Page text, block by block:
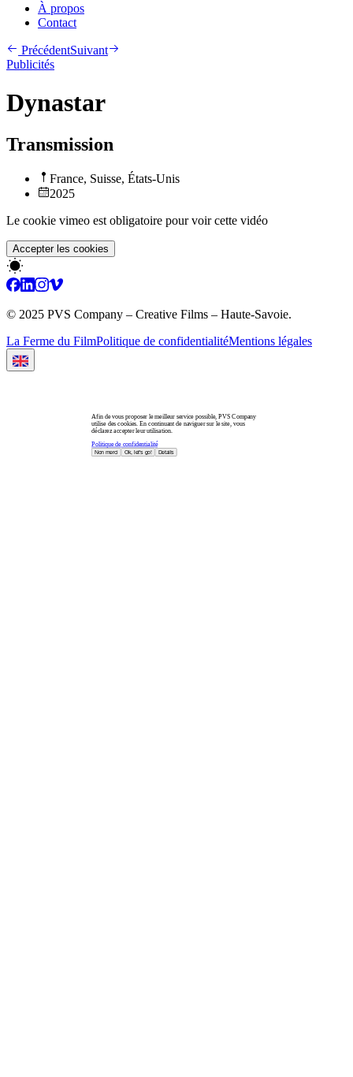
À propos
Contact
PrécédentSuivant
Publicités
Dynastar
Transmission
France, Suisse, États-Unis
2025
Le cookie vimeo est obligatoire pour voir cette vidéo
Accepter les cookies
© 2025 PVS Company – Creative Films – Haute-Savoie.
La Ferme du FilmPolitique de confidentialitéMentions légales
Afin de vous proposer le meilleur service possible, PVS Company
utilise des cookies. En continuant de naviguer sur le site, vous
déclarez accepter leur utilisation.
Politique de confidentialité
Non merci Ok, let's go! Details